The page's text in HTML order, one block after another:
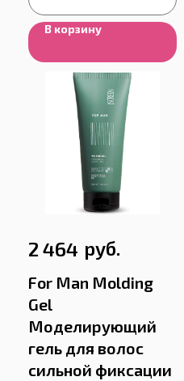
В корзину
2 464 руб.
For Man Molding
Gel
Моделирующий
гель для волос
сильной фиксации